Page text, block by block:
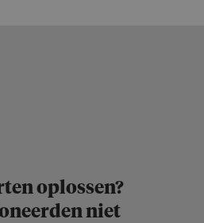
oplossen?
niet